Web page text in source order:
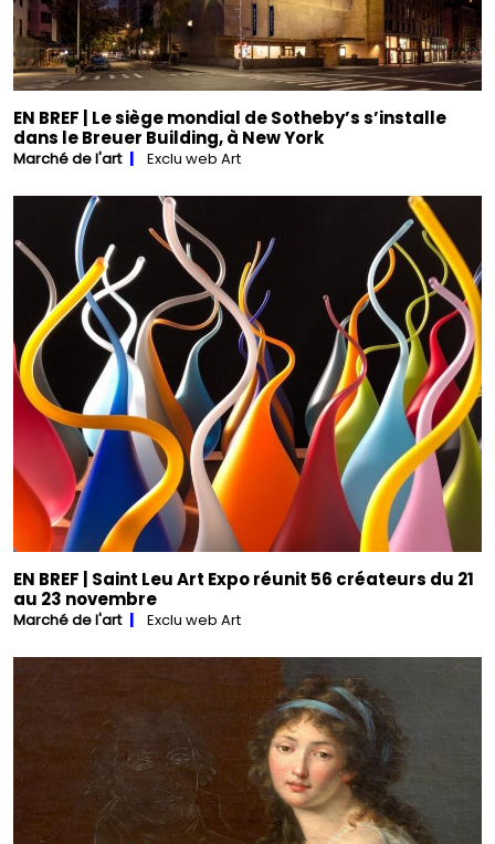
EN BREF | Le siège mondial de Sotheby’s s’installe
dans le Breuer Building, à New York
Marché de l'art Exclu web Art
EN BREF | Saint Leu Art Expo réunit 56 créateurs du 21
au 23 novembre
Marché de l'art Exclu web Art